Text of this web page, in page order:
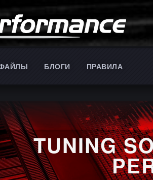
БЛОГИ ПРАВИЛА
TUNING